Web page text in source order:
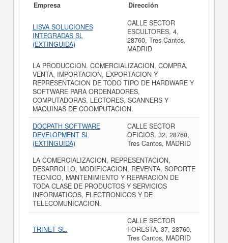
Empresa Dirección
LISVA SOLUCIONES
INTEGRADAS SL
(EXTINGUIDA)
CALLE SECTOR
ESCULTORES, 4,
28760, Tres Cantos,
MADRID
LA PRODUCCION. COMERCIALIZACION, COMPRA,
VENTA, IMPORTACION, EXPORTACION Y
REPRESENTACION DE TODO TIPO DE HARDWARE Y
SOFTWARE PARA ORDENADORES,
COMPUTADORAS, LECTORES, SCANNERS Y
MAQUINAS DE COOMPUTACION.
DOCPATH SOFTWARE
DEVELOPMENT SL
(EXTINGUIDA)
CALLE SECTOR
OFICIOS, 32, 28760,
Tres Cantos, MADRID
LA COMERCIALIZACION, REPRESENTACION,
DESARROLLO, MODIFICACION, REVENTA, SOPORTE
TECNICO, MANTENIMIENTO Y REPARACION DE
TODA CLASE DE PRODUCTOS Y SERVICIOS
INFORMATICOS, ELECTRONICOS Y DE
TELECOMUNICACION.
TRINET SL.
CALLE SECTOR
FORESTA, 37, 28760,
Tres Cantos, MADRID